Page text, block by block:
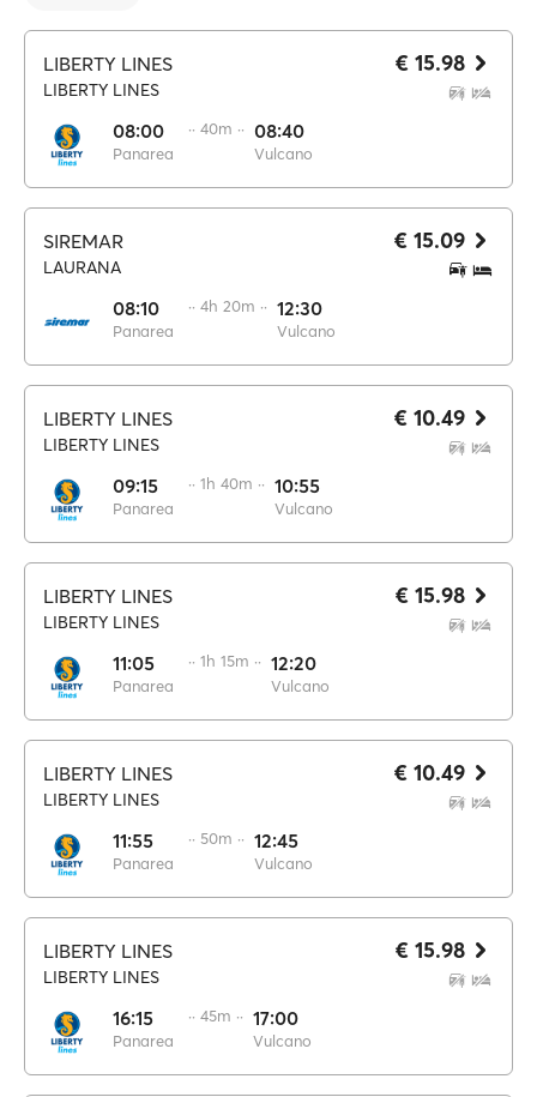
LIBERTY LINES
LIBERTY LINES
08:00
Panarea
·· 40m ·· 08:40
Vulcano
€ 15.98
SIREMAR
LAURANA
08:10
Panarea
·· 4h 20m ·· 12:30
Vulcano
€ 15.09
LIBERTY LINES
LIBERTY LINES
09:15
Panarea
·· 1h 40m ·· 10:55
Vulcano
€ 10.49
LIBERTY LINES
LIBERTY LINES
11:05
Panarea
·· 1h 15m ·· 12:20
Vulcano
€ 15.98
LIBERTY LINES
LIBERTY LINES
11:55
Panarea
·· 50m ·· 12:45
Vulcano
€ 10.49
LIBERTY LINES
LIBERTY LINES
16:15
Panarea
·· 45m ·· 17:00
Vulcano
€ 15.98